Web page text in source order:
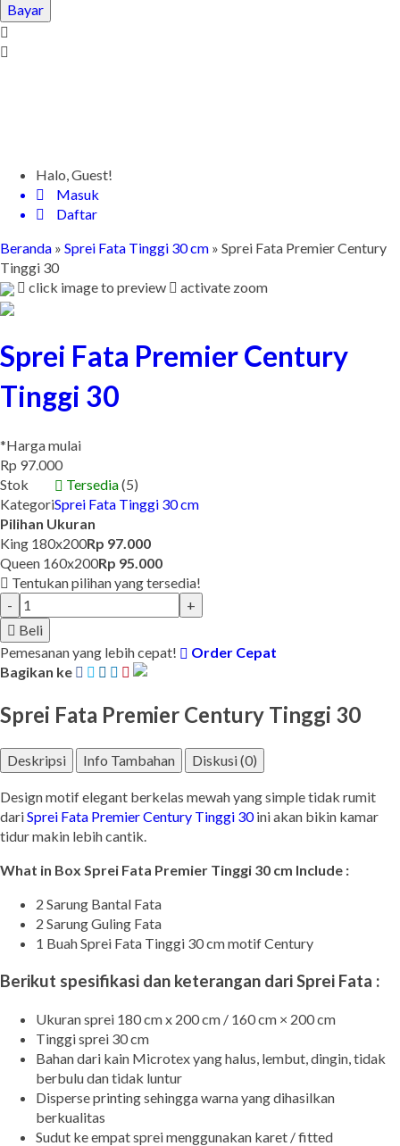
Bayar
Halo, Guest!
Masuk
Daftar
Beranda » Sprei Fata Tinggi 30 cm » Sprei Fata Premier Century
Tinggi 30
click image to preview
activate zoom
Sprei Fata Premier Century
Tinggi 30
*Harga mulai
Rp 97.000
Stok
Tersedia(5)
KategoriSprei Fata Tinggi 30 cm
Pilihan Ukuran
King 180x200Rp 97.000
Queen 160x200Rp 95.000
Tentukan pilihan yang tersedia!
-
+
Beli
Pemesanan yang lebih cepat!
Order Cepat
Bagikan ke
Sprei Fata Premier Century Tinggi 30
Deskripsi Info Tambahan Diskusi (0)
Design motif elegant berkelas mewah yang simple tidak rumit
dariSprei Fata Premier Century Tinggi 30ini akan bikin kamar
tidur makin lebih cantik.
What in Box Sprei Fata Premier Tinggi 30 cm Include :
2 Sarung Bantal Fata
2 Sarung Guling Fata
1 Buah Sprei Fata Tinggi 30 cm motif Century
Berikut spesifikasi dan keterangan dari Sprei Fata :
Ukuran sprei 180 cm x 200 cm / 160 cm × 200 cm
Tinggi sprei 30 cm
Bahan dari kain Microtex yang halus, lembut, dingin, tidak
berbulu dan tidak luntur
Disperse printing sehingga warna yang dihasilkan
berkualitas
Sudut ke empat sprei menggunakan karet / fitted